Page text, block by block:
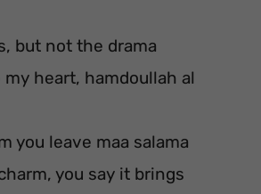
but not the drama
my heart, hamdoullah al
you leave maa salama
you say it brings